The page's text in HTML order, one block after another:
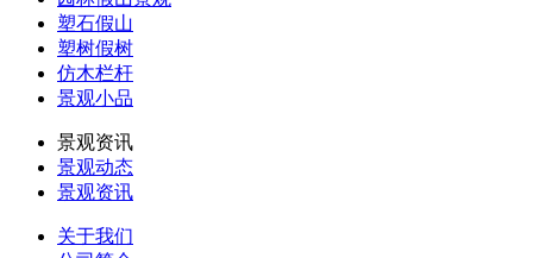
塑石假山
塑树假树
仿木栏杆
景观小品
景观资讯
景观动态
景观资讯
关于我们